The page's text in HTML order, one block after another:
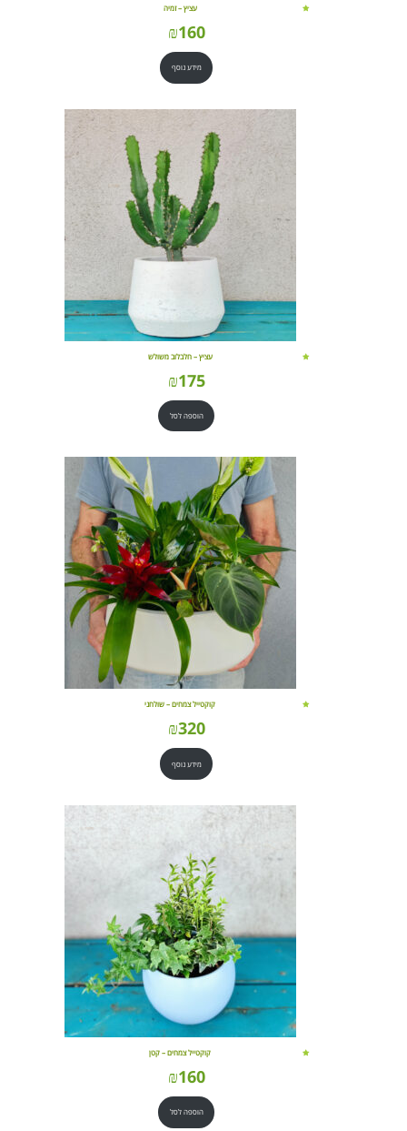
עציץ – זמיה
₪160
מידע נוסף
עציץ – חלבלוב משולש
₪175
הוספה לסל
קוקטייל צמחים – שולחני
₪320
מידע נוסף
קוקטייל צמחים – קטן
₪160
הוספה לסל